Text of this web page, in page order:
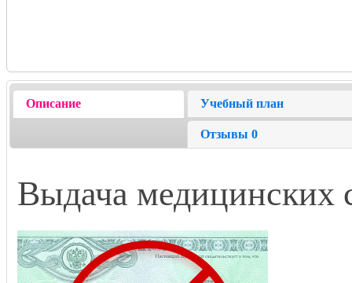
Описание Учебный план
Отзывы0
Выдача медицинских